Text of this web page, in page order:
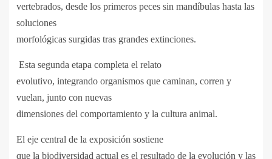
vertebrados, desde los primeros peces sin mandíbulas hasta las
soluciones
morfológicas surgidas tras grandes extinciones.
Esta segunda etapa completa el relato
evolutivo, integrando organismos que caminan, corren y
vuelan, junto con nuevas
dimensiones del comportamiento y la cultura animal.
El eje central de la exposición sostiene
que la biodiversidad actual es el resultado de la evolución y las